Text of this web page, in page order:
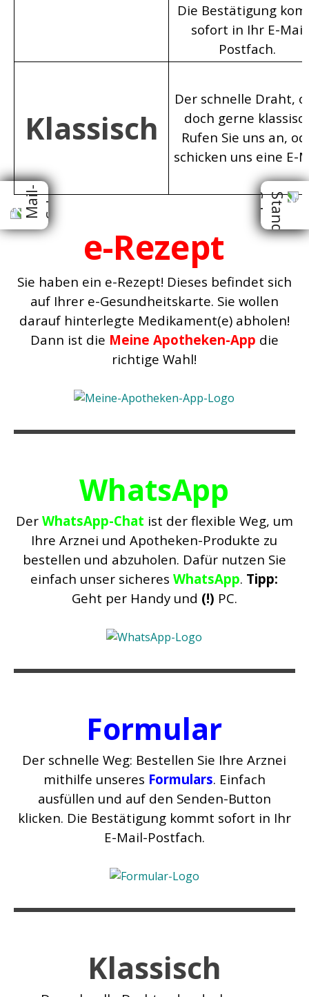
Die Bestätigung
sofort in Ihr E-
Postfach.
Klassisch
Der schnelle Draht,
doch gerne
Rufen Sie uns an,
schicken uns eine E-
e-Rezept
Sie haben ein e-Rezept! Dieses befindet sich
auf Ihrer e-Gesundheitskarte. Sie wollen
darauf hinterlegte Medikament(e) abholen!
Dann ist die Meine Apotheken-App die
richtige Wahl!
WhatsApp
Der WhatsApp-Chat ist der flexible Weg, um
Ihre Arznei und Apotheken-Produkte zu
bestellen und abzuholen. Dafür nutzen Sie
einfach unser sicheres WhatsApp. Tipp:
Geht per Handy und (!) PC.
Formular
Der schnelle Weg: Bestellen Sie Ihre Arznei
mithilfe unseres Formulars. Einfach
ausfüllen und auf den Senden-Button
klicken. Die Bestätigung kommt sofort in Ihr
E-Mail-Postfach.
Klassisch